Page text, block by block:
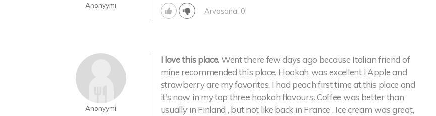
Anonyymi
Arvosana: 0
Anonyymi
I love this place.Went there few days ago because Italian friend of
mine recommended this place. Hookah was excellent ! Apple and
strawberry are my favorites. I had peach first time at this place and
it's now in my top three hookah flavours. Coffee was better than
usually in Finland , but not like back in France . Ice cream was great,